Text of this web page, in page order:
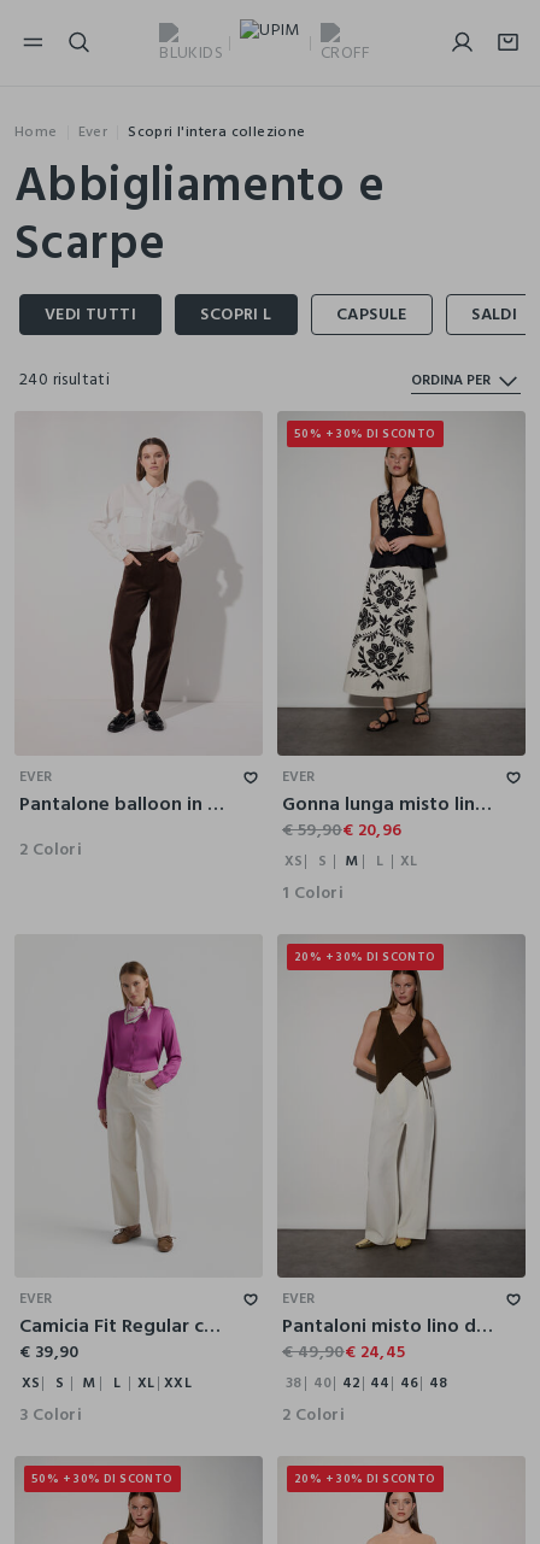
NAVIGATION.ARIA.GOTOMAINCONTENT
Home Ever Scopri l'intera collezione
Abbigliamento e
Scarpe
240 risultati ORDINA PER
EVER
Pantalone balloon in velluto corduroy stretch donna
2 Colori
50% + 30% DI SCONTO
L
EVER
Gonna lunga misto lino donna
€ 59,90€ 20,96
XS S M L XL
1 Colori
XXL
EVER
Camicia Fit Regular con colletto alla francese in raso di pura viscosa donna
€ 39,90
XS S M L XL XXL
3 Colori
20% + 30% DI SCONTO
44 46
EVER
Pantaloni misto lino donna
€ 49,90€ 24,45
38 40 42 44 46 48
2 Colori
50% + 30% DI SCONTO 20% + 30% DI SCONTO